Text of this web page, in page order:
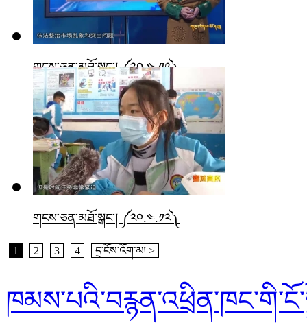
གངས་ཅན་མཐོ་སྒང་། ༼༢༠.༤.༡༩༽
གངས་ཅན་མཐོ་སྒང་། ༼༢༠.༤.༡༢༽
1 2 3 4 དྲ་ངོས་འོག་མ། >